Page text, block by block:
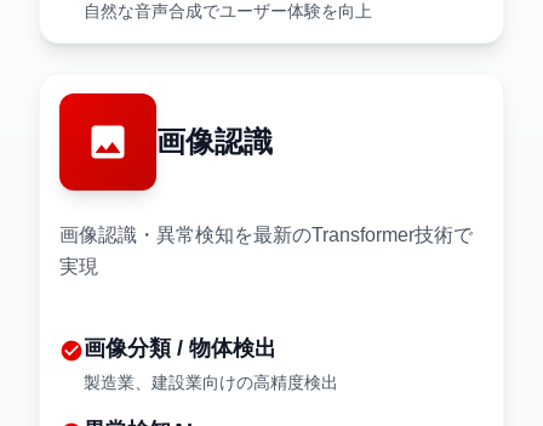
自然な音声合成でユーザー体験を向上
image 画像認識
画像認識・異常検知を最新のTransformer技術で
実現
check_circle画像分類 / 物体検出
製造業、建設業向けの高精度検出